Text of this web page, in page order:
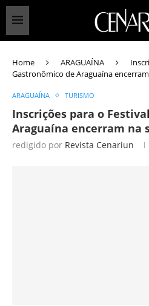
Home ARAGUAÍNA
Gastronômico de Araguaína
ARAGUAÍNA TURISMO
Inscrições para o
Araguaína encerram na
redigido por Revista Cenariun